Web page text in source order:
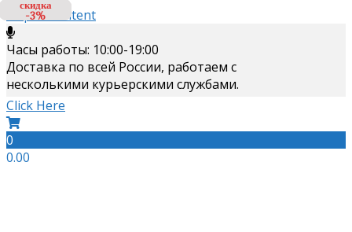
Skip to content
Часы работы: 10:00-19:00
Доставка по всей России, работаем с
несколькими курьерскими службами.
Click Here
0
0.00
скидка
-3%
скидка
-3%
скидка
-3%